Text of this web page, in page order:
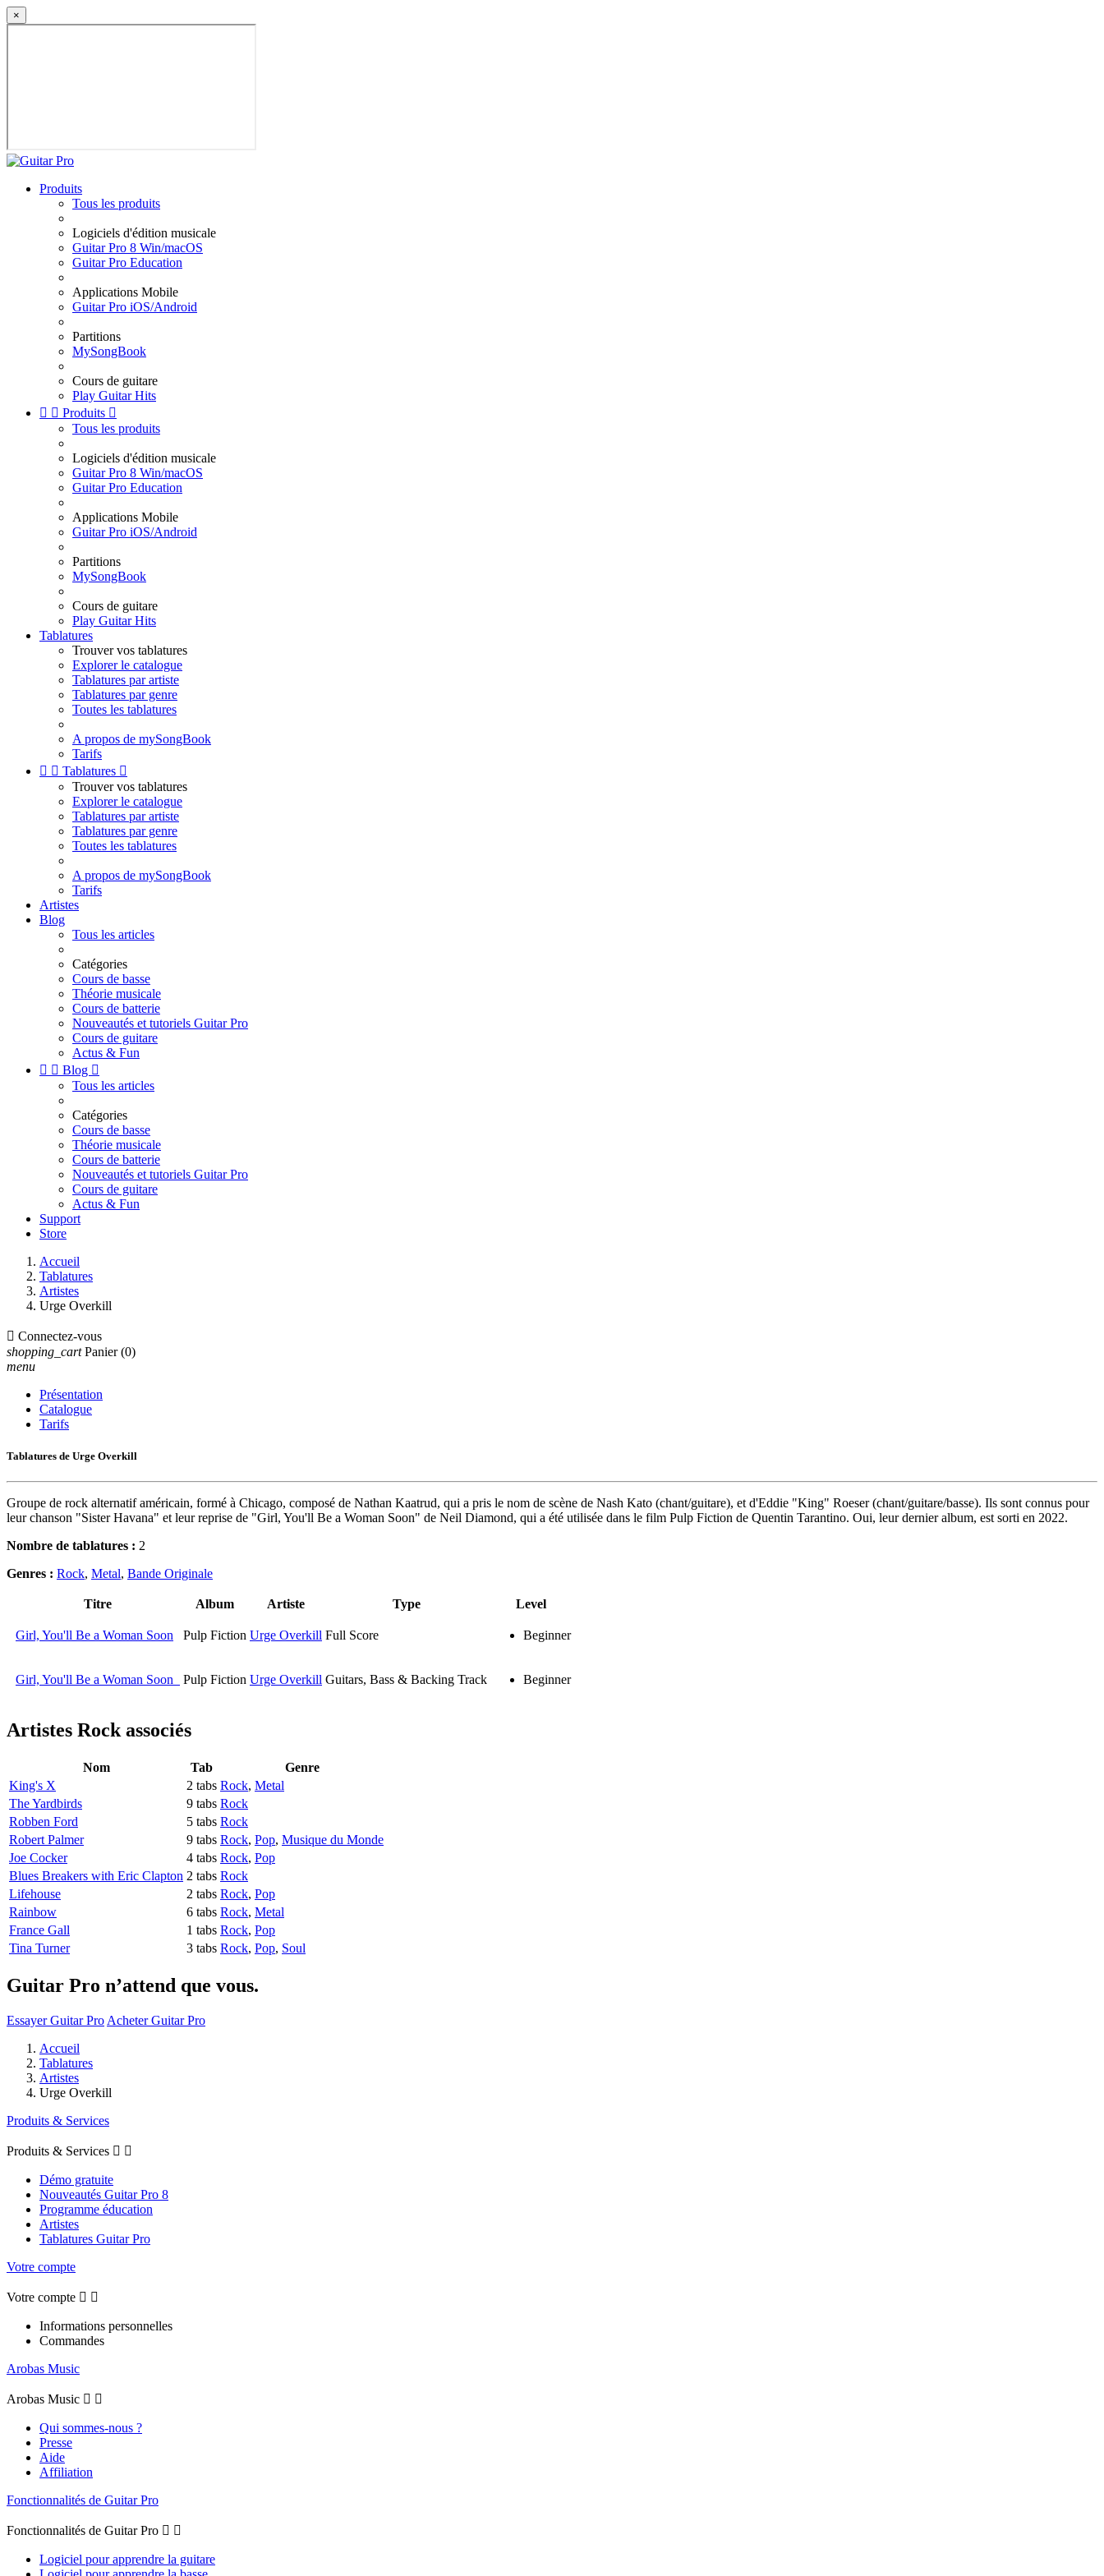
×
Produits
Tous les produits
Logiciels d'édition musicale
Guitar Pro 8 Win/macOS
Guitar Pro Education
Applications Mobile
Guitar Pro iOS/Android
Partitions
MySongBook
Cours de guitare
Play Guitar Hits
  Produits 
Tous les produits
Logiciels d'édition musicale
Guitar Pro 8 Win/macOS
Guitar Pro Education
Applications Mobile
Guitar Pro iOS/Android
Partitions
MySongBook
Cours de guitare
Play Guitar Hits
Tablatures
Trouver vos tablatures
Explorer le catalogue
Tablatures par artiste
Tablatures par genre
Toutes les tablatures
A propos de mySongBook
Tarifs
  Tablatures 
Trouver vos tablatures
Explorer le catalogue
Tablatures par artiste
Tablatures par genre
Toutes les tablatures
A propos de mySongBook
Tarifs
Artistes
Blog
Tous les articles
Catégories
Cours de basse
Théorie musicale
Cours de batterie
Nouveautés et tutoriels Guitar Pro
Cours de guitare
Actus & Fun
  Blog 
Tous les articles
Catégories
Cours de basse
Théorie musicale
Cours de batterie
Nouveautés et tutoriels Guitar Pro
Cours de guitare
Actus & Fun
Support
Store
Accueil
Tablatures
Artistes
Urge Overkill
 Connectez-vous
shopping_cart Panier (0)
menu
Présentation
Catalogue
Tarifs
Tablatures de Urge Overkill
Groupe de rock alternatif américain, formé à Chicago, composé de Nathan Kaatrud, qui a pris le nom de scène de Nash Kato (chant/guitare), et d'Eddie "King" Roeser (chant/guitare/basse). Ils sont connus pour
leur chanson "Sister Havana" et leur reprise de "Girl, You'll Be a Woman Soon" de Neil Diamond, qui a été utilisée dans le film Pulp Fiction de Quentin Tarantino. Oui, leur dernier album, est sorti en 2022.
Nombre de tablatures : 2
Genres : Rock, Metal, Bande Originale
Titre Album Artiste Type Level
Girl, You'll Be a Woman Soon Pulp Fiction Urge Overkill Full Score Beginner
Girl, You'll Be a Woman Soon Pulp Fiction Urge Overkill Guitars, Bass & Backing Track Beginner
Artistes Rockassociés
Nom Tab
Genre
King's X
2 tabs Rock, Metal
The Yardbirds
9 tabs Rock
Robben Ford
5 tabs Rock
Robert Palmer
9 tabs Rock, Pop, Musique du Monde
Joe Cocker
4 tabs Rock, Pop
Blues Breakers with Eric Clapton 2 tabs Rock
Lifehouse
2 tabs Rock, Pop
Rainbow
6 tabs Rock, Metal
France Gall
1 tabs Rock, Pop
Tina Turner
3 tabs Rock, Pop, Soul
Guitar Pro n’attend que vous.
Essayer Guitar Pro Acheter Guitar Pro
Accueil
Tablatures
Artistes
Urge Overkill
Produits & Services
Produits & Services  
Démo gratuite
Nouveautés Guitar Pro 8
Programme éducation
Artistes
Tablatures Guitar Pro
Votre compte
Votre compte  
Informations personnelles
Commandes
Arobas Music
Arobas Music  
Qui sommes-nous ?
Presse
Aide
Affiliation
Fonctionnalités de Guitar Pro
Fonctionnalités de Guitar Pro  
Logiciel pour apprendre la guitare